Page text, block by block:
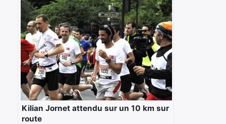
Kilian Jornet attendu sur un 10 km sur
route